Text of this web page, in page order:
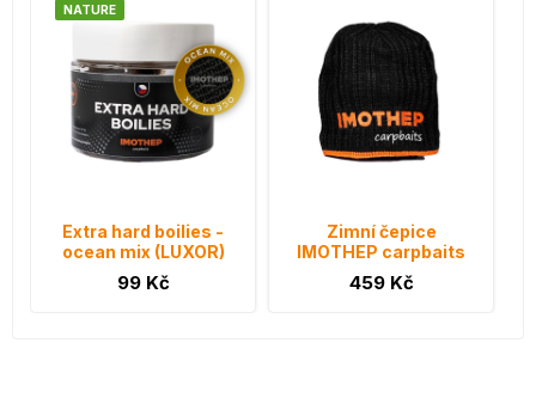
NATURE
Extra hard boilies -
ocean mix (LUXOR)
99 Kč
Zimní čepice
IMOTHEP carpbaits
459 Kč